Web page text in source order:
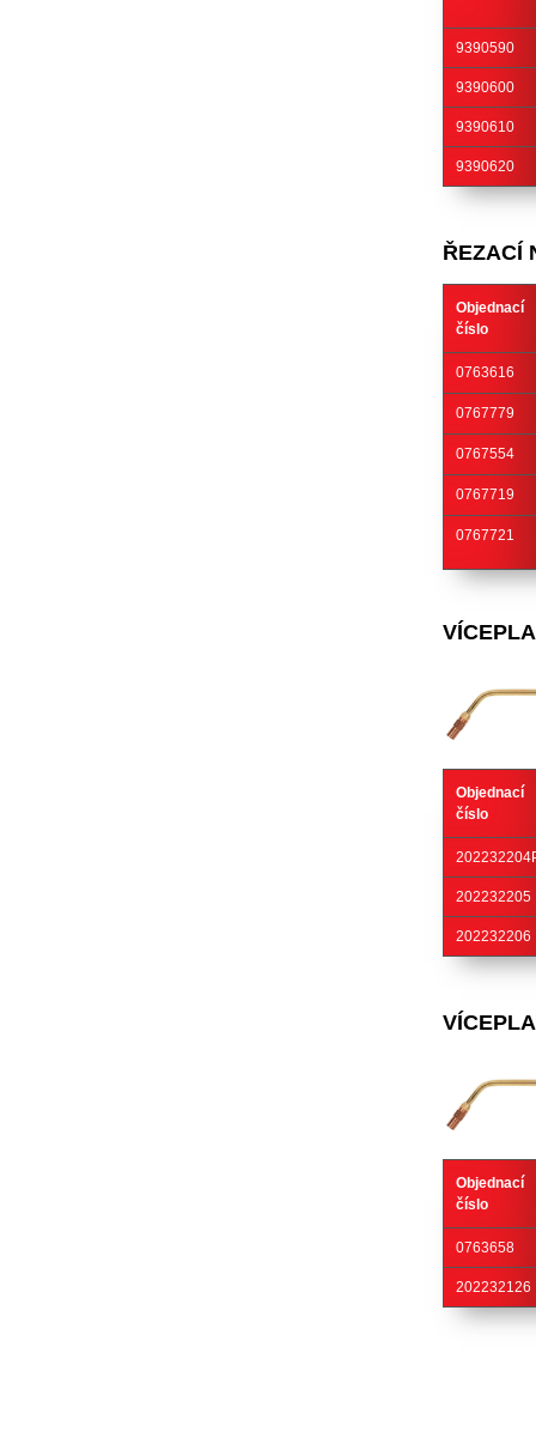
9390590
9390600
9390610
9390620
ŘEZACÍ
Objednací
číslo
0763616
0767779
0767554
0767719
0767721
Objednací
číslo
202232205
202232206
Objednací
číslo
0763658
202232126